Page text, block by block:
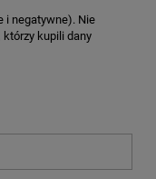
i negatywne). Nie
którzy kupili dany